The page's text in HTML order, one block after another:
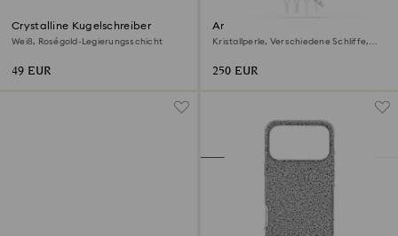
Crystalline Kugelschreiber
Weiß, Roségold-Legierungsschicht
49 EUR
Ariana Grande x Swarovski
Brosche und Haar-Accessoire
Kristallperle, Verschiedene Schliffe,
250 EUR